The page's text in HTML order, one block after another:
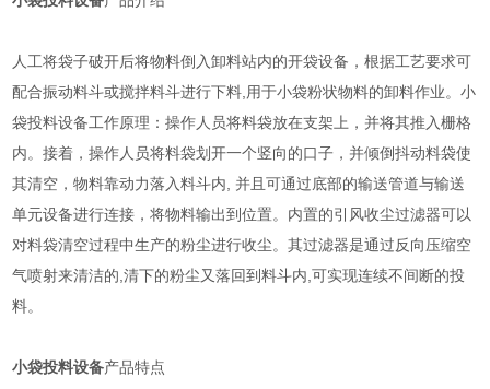
人工将袋子破开后将物料倒入卸料站内的开袋设备，根据工艺要求可
配合振动料斗或搅拌料斗进行下料,用于小袋粉状物料的卸料作业。小
袋投料设备工作原理：操作人员将料袋放在支架上，并将其推入栅格
内。接着，操作人员将料袋划开一个竖向的口子，并倾倒抖动料袋使
其清空，物料靠动力落入料斗内, 并且可通过底部的输送管道与输送
单元设备进行连接，将物料输出到位置。内置的引风收尘过滤器可以
对料袋清空过程中生产的粉尘进行收尘。其过滤器是通过反向压缩空
气喷射来清洁的,清下的粉尘又落回到料斗内,可实现连续不间断的投
料。
小袋投料设备产品特点